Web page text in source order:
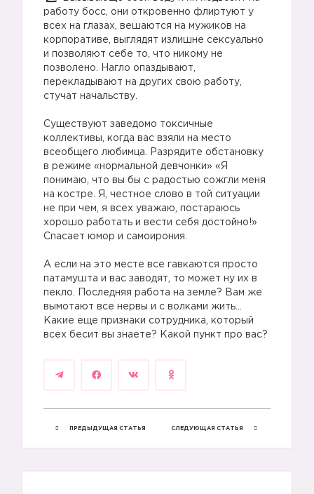
работу босс, они откровенно флиртуют у
всех на глазах, вешаются на мужиков на
корпоративе, выглядят излишне сексуально
и позволяют себе то, что никому не
позволено. Нагло опаздывают,
перекладывают на других свою работу,
стучат начальству.
Существуют заведомо токсичные
коллективы, когда вас взяли на место
всеобщего любимца. Разрядите обстановку
в режиме «нормальной девчонки» «Я
понимаю, что вы бы с радостью сожгли меня
на костре. Я, честное слово в той ситуации
не при чем, я всех уважаю, постараюсь
хорошо работать и вести себя достойно!»
Спасает юмор и самоирония.
А если на это месте все гавкаются просто
патамушта и вас заводят, то может ну их в
пекло. Последняя работа на земле? Вам же
вымотают все нервы и с волками жить…
Какие еще признаки сотрудника, который
всех бесит вы знаете? Какой пункт про вас?
ПРЕДЫДУЩАЯ СТАТЬЯ СЛЕДУЮЩАЯ СТАТЬЯ